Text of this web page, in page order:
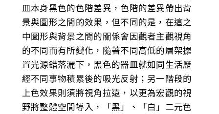
皿本身黑色的色階差異，色階的差異帶出背
景與圖形之間的效果，但不同的是，在這之
中圖形與背景之間的關係會因觀者主觀視角
的不同而有所變化，隨著不同高低的層架擺
置光源錯落灑下，黑色的器皿就如同生活歷
經不同事物積累後的吸光反射；另一階段的
上色效果則須將視角拉遠，以更為宏觀的視
野將整體空間導入，「黑」、「白」二元色